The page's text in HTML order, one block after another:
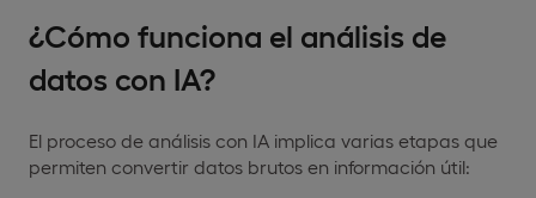
¿Cómo funciona el análisis de
datos con IA?
El proceso de análisis con IA implica varias etapas que
permiten convertir datos brutos en información útil: